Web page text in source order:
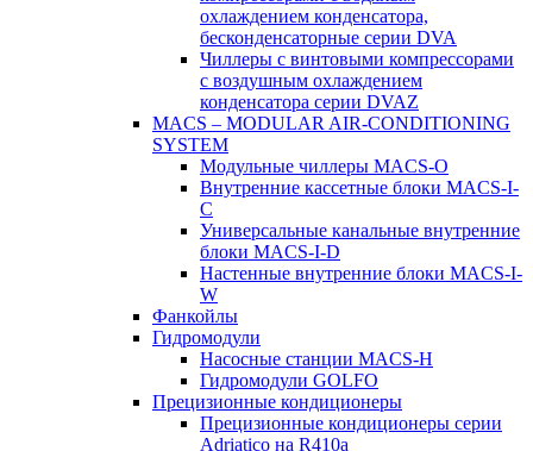
охлаждением конденсатора,
бесконденсаторные серии DVA
Чиллеры с винтовыми компрессорами
с воздушным охлаждением
конденсатора серии DVAZ
MACS – MODULAR AIR-CONDITIONING
SYSTEM
Модульные чиллеры MACS-O
Внутренние кассетные блоки MACS-I-
C
Универсальные канальные внутренние
блоки MACS-I-D
Настенные внутренние блоки MACS-I-
W
Фанкойлы
Гидромодули
Насосные станции MACS-H
Гидромодули GOLFO
Прецизионные кондиционеры
Прецизионные кондиционеры серии
Adriatico на R410a